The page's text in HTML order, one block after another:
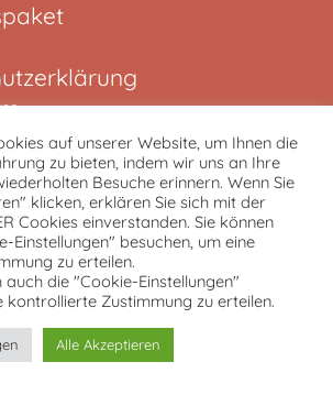
und mit Tobias Kron
auf unserer Website, um Ihnen die
zu bieten, indem wir uns an Ihre
Besuche erinnern. Wenn Sie
klicken, erklären Sie sich mit der
Cookies einverstanden. Sie können
Einstellungen" besuchen, um eine
zu erteilen.
auch die "Cookie-Einstellungen"
kontrollierte Zustimmung zu erteilen.
Alle Akzeptieren